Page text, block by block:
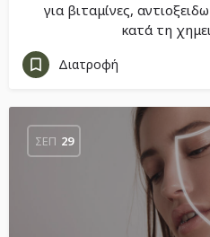
για βιταμίνες,
κατά τη
Διατροφή
ΣΕΠ 29